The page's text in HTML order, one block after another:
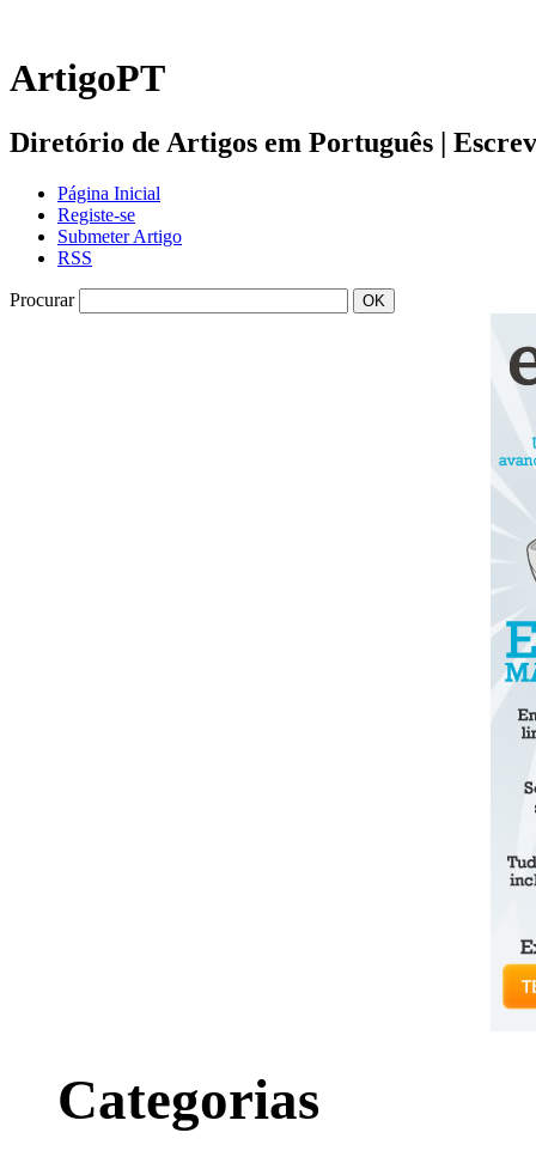
ArtigoPT
Diretório de Artigos em Português |
Página Inicial
Registe-se
Submeter Artigo
RSS
Procurar
Categorias